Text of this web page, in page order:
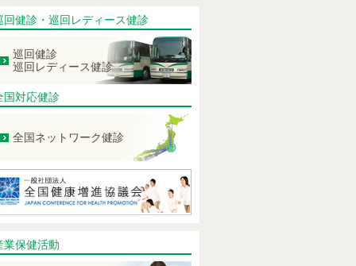
回健診・巡回レディース健診
巡回健診
巡回レディース健診
国対応健診
全国ネットワーク健診
業保健活動